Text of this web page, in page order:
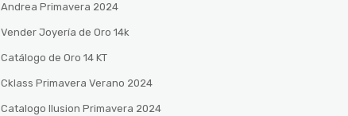
Andrea Primavera 2024
Vender Joyería de Oro 14k
Catálogo de Oro 14 KT
Cklass Primavera Verano 2024
Catalogo Ilusion Primavera 2024